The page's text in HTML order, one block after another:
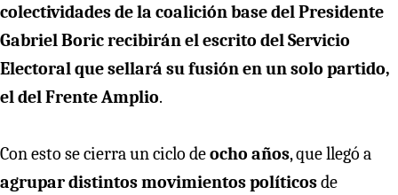
colectividades de la coalición base del Presidente
Gabriel Boric recibirán el escrito del Servicio
Electoral que sellará su fusión en un solo partido,
el del Frente Amplio.
Con esto se cierra un ciclo deocho años, que llegó a
agrupar distintos movimientos políticosde